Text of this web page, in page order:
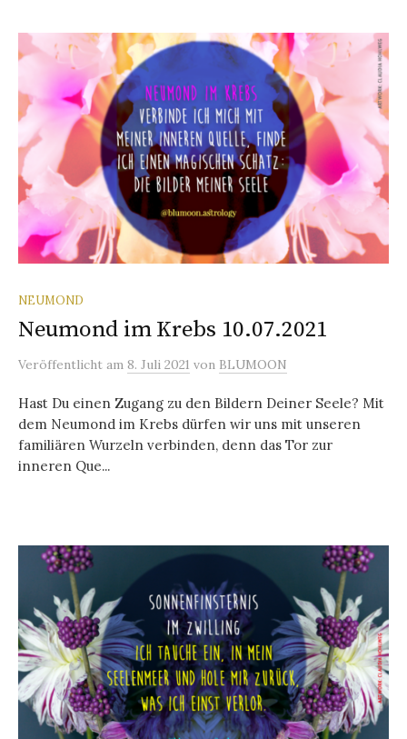
NEUMOND
Neumond im Krebs 10.07.2021
Veröffentlicht am 8. Juli 2021 von BLUMOON
Hast Du einen Zugang zu den Bildern Deiner Seele? Mit
dem Neumond im Krebs dürfen wir uns mit unseren
familiären Wurzeln verbinden, denn das Tor zur
inneren Que...